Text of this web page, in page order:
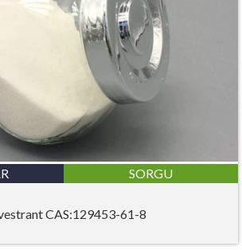
SORGU
CAS:129453-61-8